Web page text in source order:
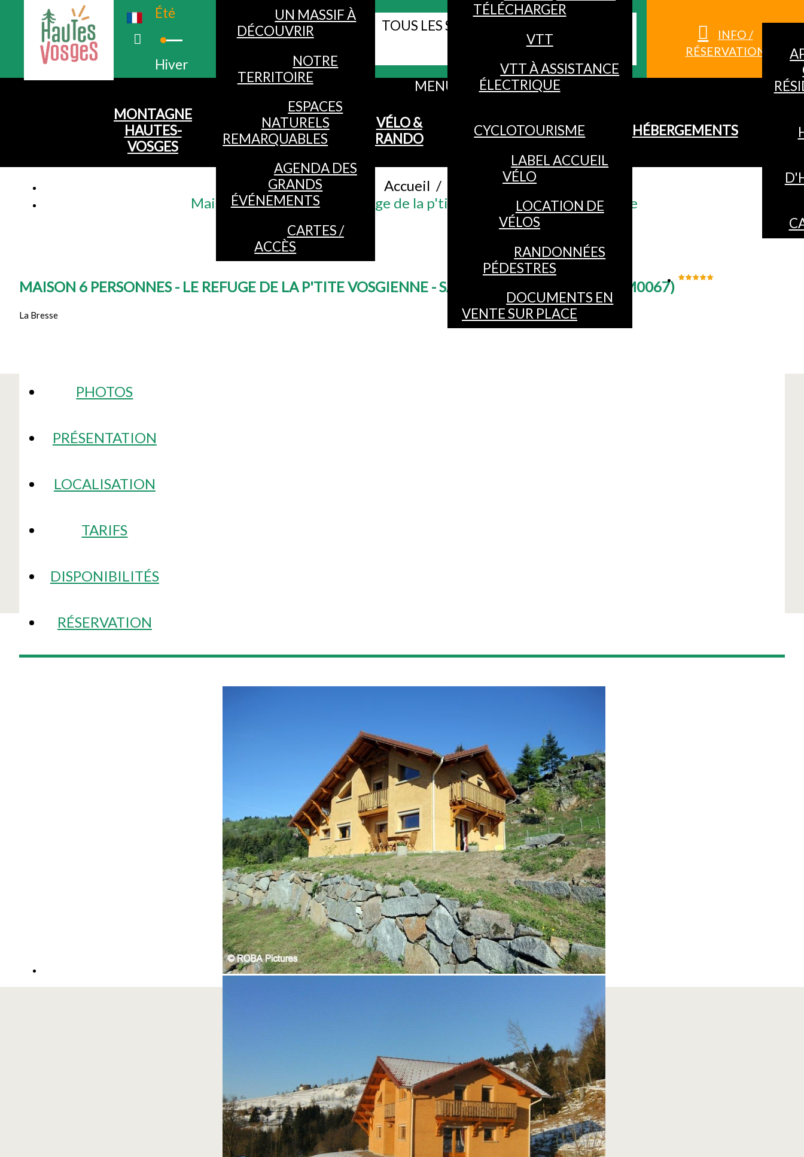
Été
Hiver
Webcams
TOUS LES SITES WEB DES HAUTES-
INFO /
RÉSERVATION
MENU
MONTAGNE
HAUTES-
VOSGES
UN MASSIF À
DÉCOUVRIR
NOTRE
TERRITOIRE
ESPACES
NATURELS
REMARQUABLES
AGENDA DES
GRANDS
ÉVÉNEMENTS
CARTES /
ACCÈS
VÉLO &
RANDO
TÉLÉCHARGER
VTT
VTT À ASSISTANCE
ÉLECTRIQUE
CYCLOTOURISME
LABEL ACCUEIL
VÉLO
LOCATION DE
VÉLOS
RANDONNÉES
PÉDESTRES
DOCUMENTS EN
VENTE SUR PLACE
HÉBERGEMENTS
Accueil /
Maison 6 personnes - Le refuge de la p'tite vosgienne - Sauna & nature
MAISON 6 PERSONNES - LE REFUGE DE LA P'TITE VOSGIENNE - SAUNA & NATURE LPM01 - M0067)
La Bresse
PHOTOS
PRÉSENTATION
LOCALISATION
TARIFS
DISPONIBILITÉS
RÉSERVATION